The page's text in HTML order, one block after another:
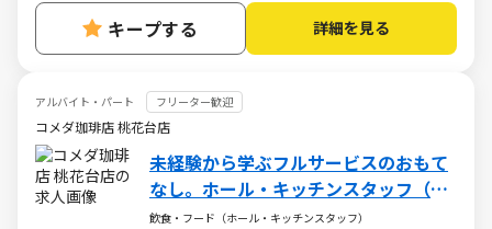
キープする 詳細を見る
アルバイト・パート フリーター歓迎
コメダ珈琲店 桃花台店
未経験から学ぶフルサービスのおもて
なし。ホール・キッチンスタッフ（ア
ルバイト・パート）求人
飲食・フード（ホール・キッチンスタッフ）